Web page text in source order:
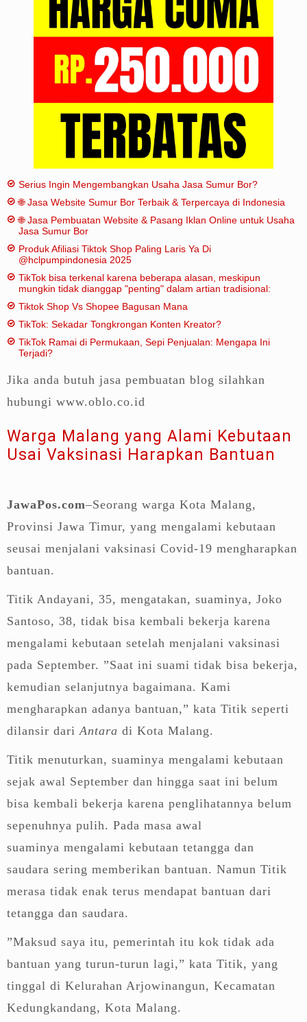
Serius Ingin Mengembangkan Usaha Jasa Sumur Bor?
🌐 Jasa Website Sumur Bor Terbaik & Terpercaya di Indonesia
🌐 Jasa Pembuatan Website & Pasang Iklan Online untuk Usaha
Jasa Sumur Bor
Produk Afiliasi Tiktok Shop Paling Laris Ya Di
@hclpumpindonesia 2025
TikTok bisa terkenal karena beberapa alasan, meskipun
mungkin tidak dianggap "penting" dalam artian tradisional:
Tiktok Shop Vs Shopee Bagusan Mana
TikTok: Sekadar Tongkrongan Konten Kreator?
TikTok Ramai di Permukaan, Sepi Penjualan: Mengapa Ini
Terjadi?
Jika anda butuh jasa pembuatan blog silahkan
hubungi www.oblo.co.id
Warga Malang yang Alami Kebutaan
Usai Vaksinasi Harapkan Bantuan
JawaPos.com–Seorang warga Kota Malang,
Provinsi Jawa Timur, yang mengalami kebutaan
seusai menjalani vaksinasi Covid-19 mengharapkan
bantuan.
Titik Andayani, 35, mengatakan, suaminya, Joko
Santoso, 38, tidak bisa kembali bekerja karena
mengalami kebutaan setelah menjalani vaksinasi
pada September. ”Saat ini suami tidak bisa bekerja,
kemudian selanjutnya bagaimana. Kami
mengharapkan adanya bantuan,” kata Titik seperti
dilansir dari Antara di Kota Malang.
Titik menuturkan, suaminya mengalami kebutaan
sejak awal September dan hingga saat ini belum
bisa kembali bekerja karena penglihatannya belum
sepenuhnya pulih. Pada masa awal
suaminya mengalami kebutaan tetangga dan
saudara sering memberikan bantuan. Namun Titik
merasa tidak enak terus mendapat bantuan dari
tetangga dan saudara.
”Maksud saya itu, pemerintah itu kok tidak ada
bantuan yang turun-turun lagi,” kata Titik, yang
tinggal di Kelurahan Arjowinangun, Kecamatan
Kedungkandang, Kota Malang.
Sitemap